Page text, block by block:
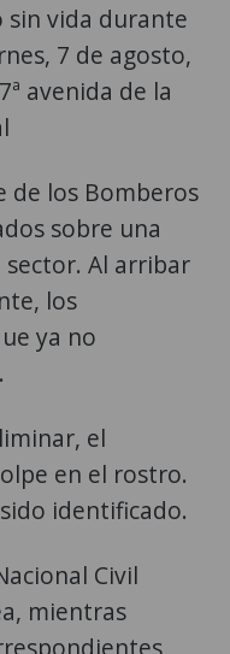
sin vida durante
7 de agosto,
avenida de la
de los Bomberos
sobre una
sector. Al arribar
los
ya no
el
en el rostro.
identificado.
Civil
mientras